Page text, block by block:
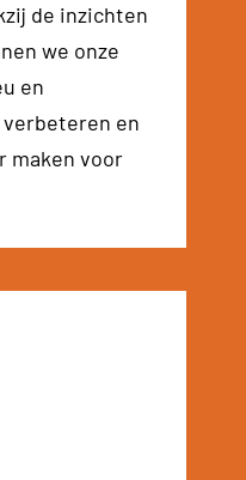
de inzichten
we onze
en
en
maken voor